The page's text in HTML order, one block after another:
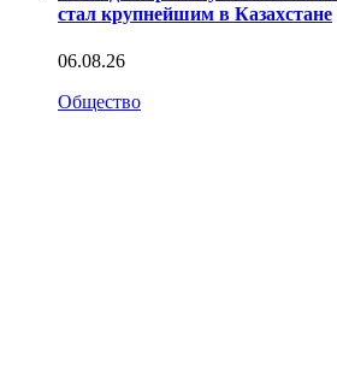
стал крупнейшим в Казахстане
06.08.26
Общество